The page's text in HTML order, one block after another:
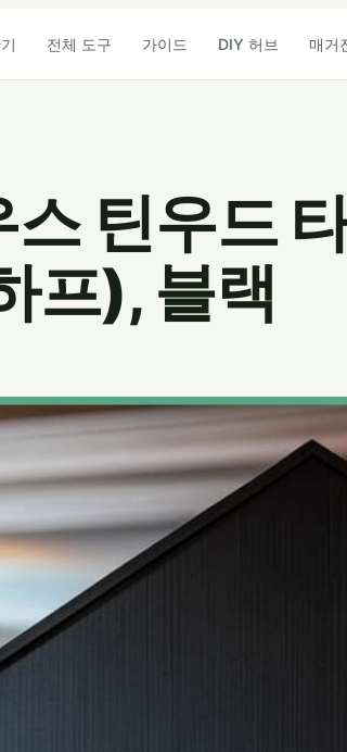
전체 도구 가이드 DIY 허브 매거
틴우드
프), 블랙